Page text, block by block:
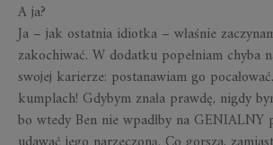
A ja?
Ja – jak ostatnia idiotka – właśnie
zakochiwać. W dodatku popełniam chyba
swojej karierze: postanawiam go
kumplach! Gdybym znała prawdę, nigdy
bo wtedy Ben nie wpadłby na GENIALNY